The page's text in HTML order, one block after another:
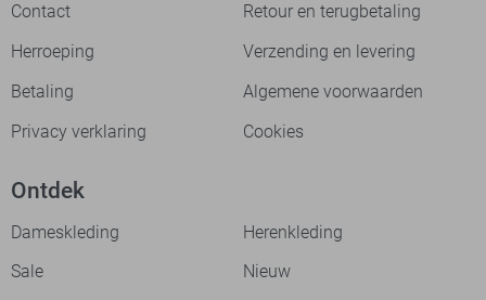
Contact
Retour en terugbetaling
Herroeping
Verzending en levering
Betaling
Algemene voorwaarden
Privacy verklaring
Cookies
Ontdek
Dameskleding
Herenkleding
Sale
Nieuw